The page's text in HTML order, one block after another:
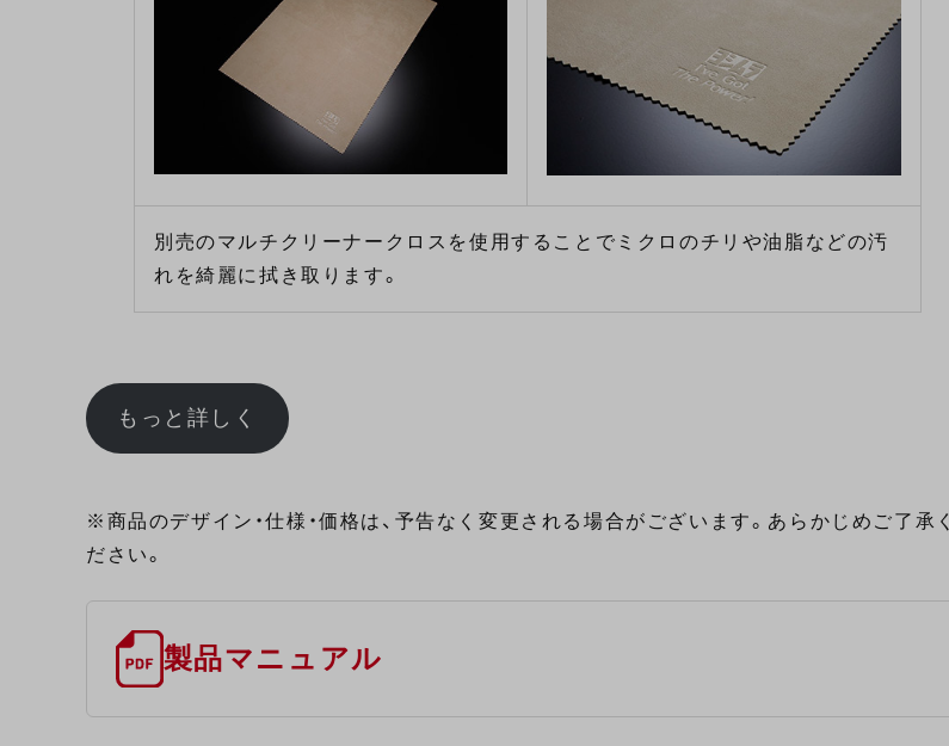
別売のマルチクリーナークロスを使用することでミクロのチリや油脂などの汚
れを綺麗に拭き取ります。
もっと詳しく
※商品のデザイン・仕様・価格は、予告なく変更される場合がございます。あらかじめご了承く
ださい。
製品マニュアル